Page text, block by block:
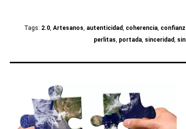
Tags: 2.0,Artesanos, autenticidad, coherencia,
perlitas, portada, sinceridad,